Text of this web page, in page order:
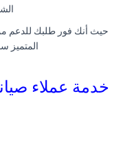
حيث أنك فور طلبك للدعم
المتميز
خدمة عملاء